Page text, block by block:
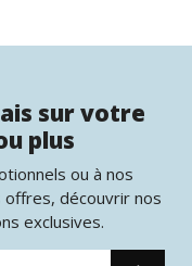
sur votre
plus
ou à nos
découvrir nos
exclusives.